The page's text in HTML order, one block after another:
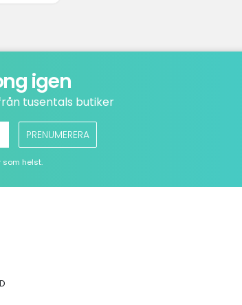
igen
tusentals butiker
PRENUMERERA
som helst.